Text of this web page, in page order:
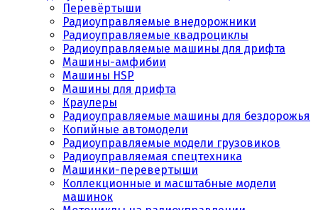
Перевёртыши
Радиоуправляемые внедорожники
Радиоуправляемые квадроциклы
Радиоуправляемые машины для дрифта
Машины-амфибии
Машины HSP
Машины для дрифта
Краулеры
Радиоуправляемые машины для бездорожья
Копийные автомодели
Радиоуправляемые модели грузовиков
Радиоуправляемая спецтехника
Машинки-перевертыши
Коллекционные и масштабные модели
машинок